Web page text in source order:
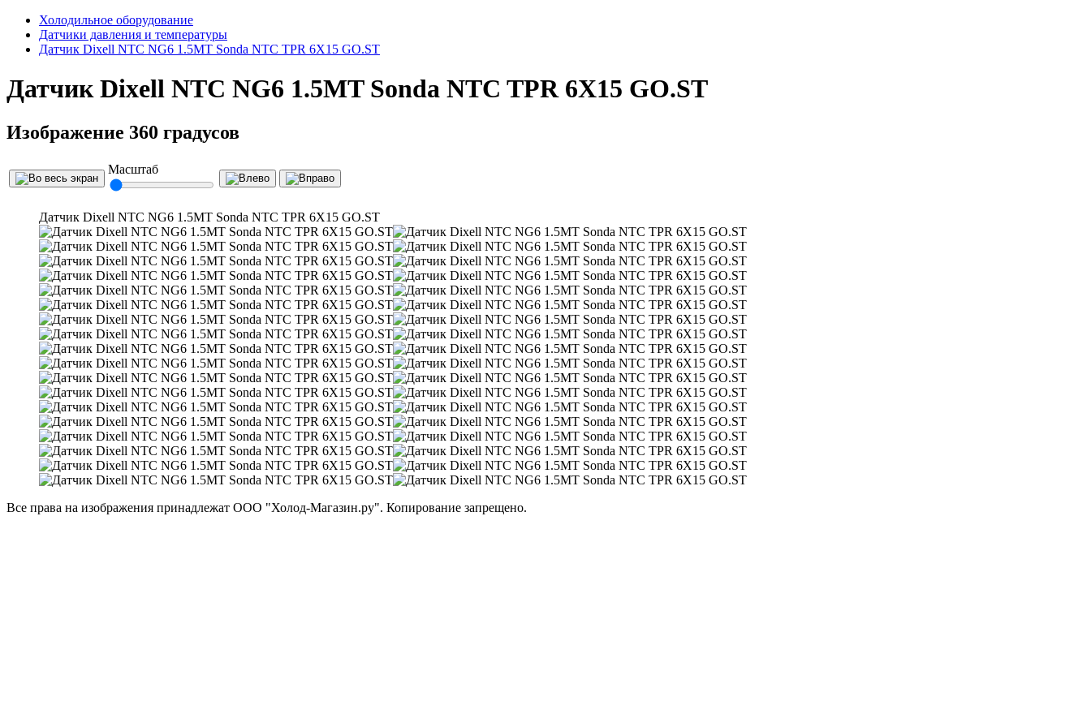
Холодильное оборудование
Датчики давления и температуры
Датчик Dixell NTC NG6 1.5MT Sonda NTC TPR 6X15 GO.ST
Датчик Dixell NTC NG6 1.5MT Sonda NTC TPR 6X15 GO.ST
Изображение 360 градусов
Масштаб
Датчик Dixell NTC NG6 1.5MT Sonda NTC TPR 6X15 GO.ST
Все права на изображения принадлежат ООО "Холод-Магазин.ру". Копирование запрещено.